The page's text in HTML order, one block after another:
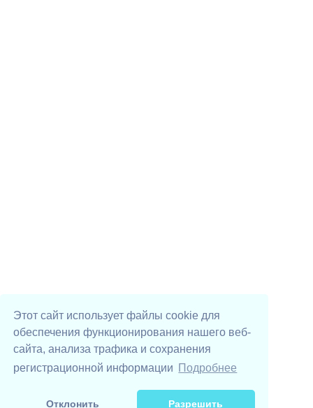
Этот сайт использует файлы cookie для
обеспечения функционирования нашего веб-
сайта, анализа трафика и сохранения
регистрационной информации
Подробнее
Отклонить Разрешить